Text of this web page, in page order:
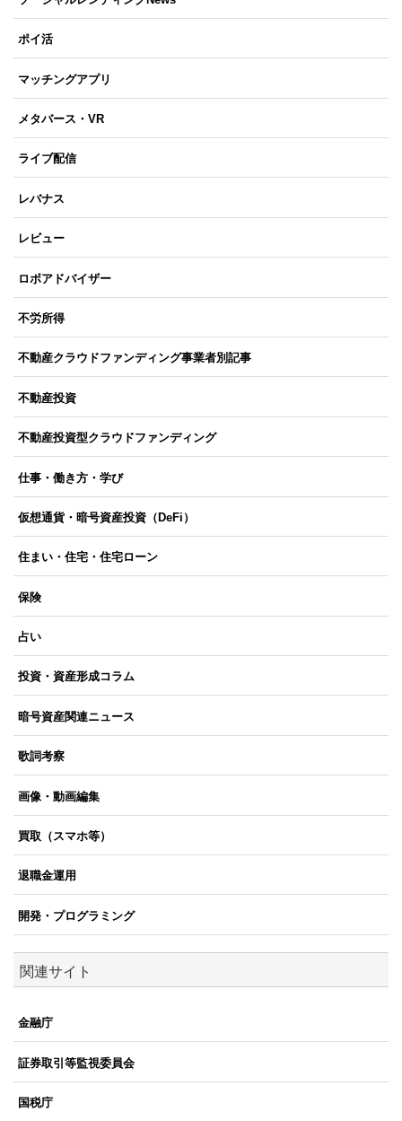
ポイ活
マッチングアプリ
メタバース・VR
ライブ配信
レバナス
レビュー
ロボアドバイザー
不労所得
不動産クラウドファンディング事業者別記事
不動産投資
不動産投資型クラウドファンディング
仕事・働き方・学び
仮想通貨・暗号資産投資（DeFi）
住まい・住宅・住宅ローン
保険
占い
投資・資産形成コラム
暗号資産関連ニュース
歌詞考察
画像・動画編集
買取（スマホ等）
退職金運用
開発・プログラミング
関連サイト
金融庁
証券取引等監視委員会
国税庁